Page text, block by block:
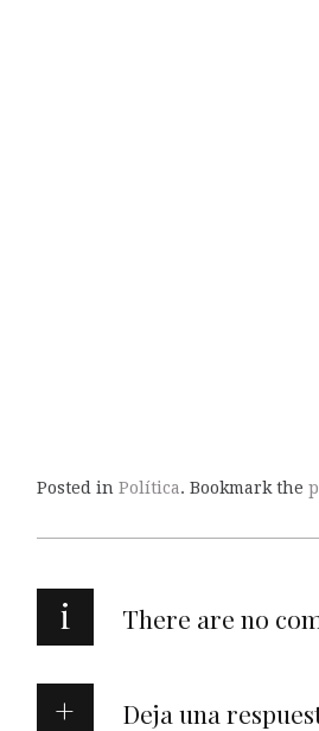
Posted in Política. Bookmark the
i There are no
Deja una